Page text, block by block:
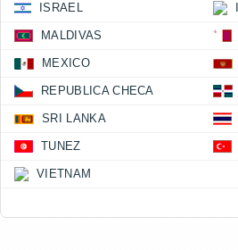
ISRAEL
MALDIVAS
MEXICO
REPUBLICA CHECA
SRI LANKA
TUNEZ
VIETNAM